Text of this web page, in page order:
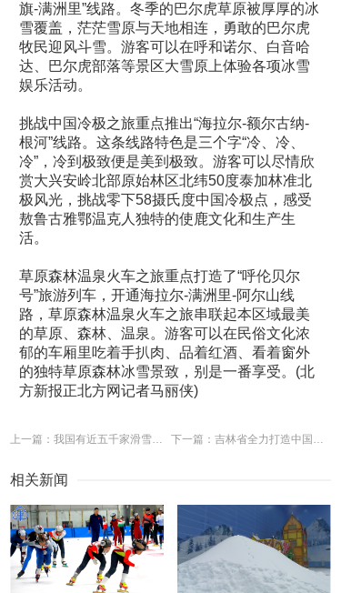
旗-满洲里”线路。冬季的巴尔虎草原被厚厚的冰
雪覆盖，茫茫雪原与天地相连，勇敢的巴尔虎
牧民迎风斗雪。游客可以在呼和诺尔、白音哈
达、巴尔虎部落等景区大雪原上体验各项冰雪
娱乐活动。
挑战中国冷极之旅重点推出“海拉尔-额尔古纳-
根河”线路。这条线路特色是三个字“冷、冷、
冷”，冷到极致便是美到极致。游客可以尽情欣
赏大兴安岭北部原始林区北纬50度泰加林准北
极风光，挑战零下58摄氏度中国冷极点，感受
敖鲁古雅鄂温克人独特的使鹿文化和生产生
活。
草原森林温泉火车之旅重点打造了“呼伦贝尔
号”旅游列车，开通海拉尔-满洲里-阿尔山线
路，草原森林温泉火车之旅串联起本区域最美
的草原、森林、温泉。游客可以在民俗文化浓
郁的车厢里吃着手扒肉、品着红酒、看着窗外
的独特草原森林冰雪景致，别是一番享受。(北
方新报正北方网记者马丽侠)
上一篇：我国有近五千家滑雪企业，河北最多 下一篇：吉林省全力打造中国冰雪经济高地
相关新闻